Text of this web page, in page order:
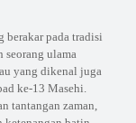
berakar pada tradisi
ulama
yang dikenal juga
ke-13 Masehi.
tantangan zaman,